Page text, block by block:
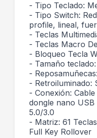
- Tipo Teclado:
- Tipo Switch:
profile, lineal,
- Teclas
- Teclas Macro
- Bloqueo Tecla
- Tamaño
-
- Retroiluminado:
- Conexión:
dongle nano
5.0/3.0
- Matriz: 61
Full Key Rollover